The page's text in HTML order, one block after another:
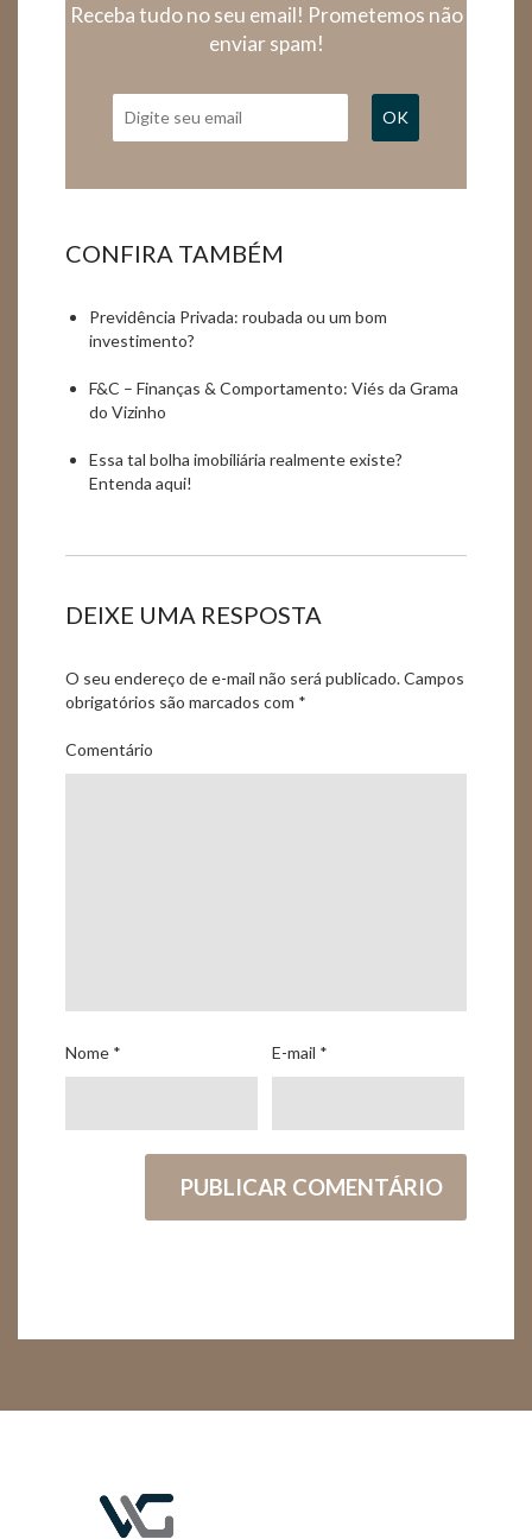
Receba tudo no seu email! Prometemos não
enviar spam!
OK
CONFIRA TAMBÉM
Previdência Privada: roubada ou um bom
investimento?
F&C – Finanças & Comportamento: Viés da Grama
do Vizinho
Essa tal bolha imobiliária realmente existe?
Entenda aqui!
DEIXE UMA RESPOSTA
O seu endereço de e-mail não será publicado.Campos
obrigatórios são marcados com *
Comentário
Nome * E-mail *